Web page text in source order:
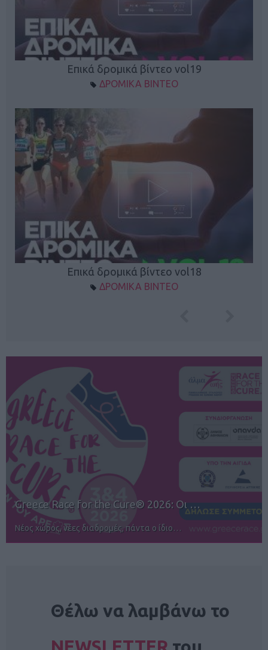
Επικά δρομικά βίντεο vol19
ΔΡΟΜΙΚΑ ΒΙΝΤΕΟ
Επικά δρομικά βίντεο vol18
ΔΡΟΜΙΚΑ ΒΙΝΤΕΟ
12ος TUI Rhodes Marathon: Άνοιγμα ε…
Αγώνες για όλους στην Ρόδο
Θέλω να λαμβάνω το